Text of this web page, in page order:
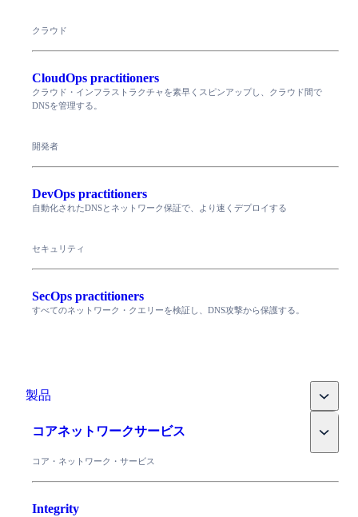
クラウド
CloudOps practitioners
クラウド・インフラストラクチャを素早くスピンアップし、クラウド間で
DNSを管理する。
開発者
DevOps practitioners
自動化されたDNSとネットワーク保証で、より速くデプロイする
セキュリティ
SecOps practitioners
すべてのネットワーク・クエリーを検証し、DNS攻撃から保護する。
製品
コアネットワークサービス
コア・ネットワーク・サービス
Integrity